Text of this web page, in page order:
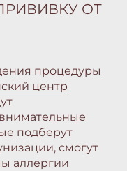
ОТ
процедуры
центр
подберут
смогут
аллергии